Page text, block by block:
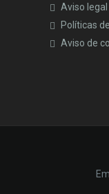
Aviso legal
Políticas
Aviso de